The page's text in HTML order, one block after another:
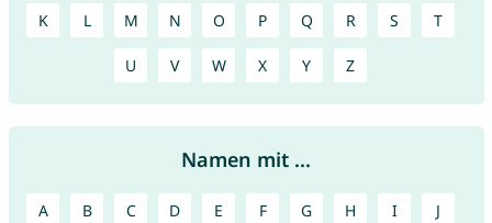
K L M N O P Q R S T
U V W X Y Z
Namen mit ...
A B C D E F G H I J